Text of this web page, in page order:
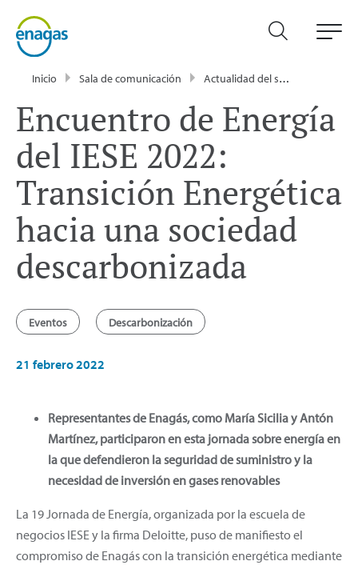
Inicio Sala de comunicación Actualidad del sector energético - Enagás
Encuentro de Energía
del IESE 2022:
Transición Energética
hacia una sociedad
descarbonizada
Eventos Descarbonización
21 febrero 2022
Representantes de Enagás, como María Sicilia y Antón
Martínez, participaron en esta jornada sobre energía en
la que defendieron la seguridad de suministro y la
necesidad de inversión en gases renovables
La 19 Jornada de Energía, organizada por la escuela de
negocios IESE y la firma Deloitte, puso de manifiesto el
compromiso de Enagás con la transición energética mediante